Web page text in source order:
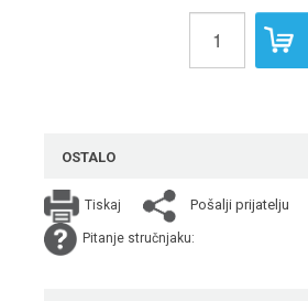
OSTALO
Tiskaj Pošalji prijatelju
Pitanje stručnjaku: